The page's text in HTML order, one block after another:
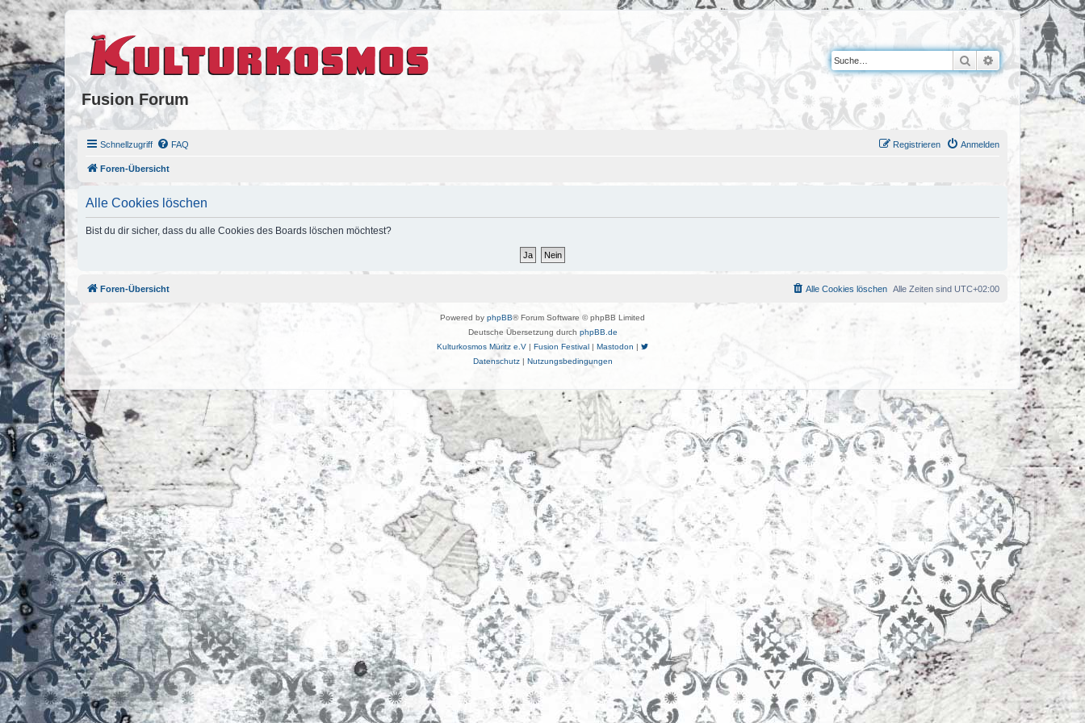
Fusion Forum
Suche Erweiterte Suche
Schnellzugriff FAQ Anmelden
Registrieren
Foren-Übersicht
Alle Cookies löschen
Bist du dir sicher, dass du alle Cookies des Boards löschen möchtest?
Foren-Übersicht Alle Zeiten sind UTC+02:00
Alle Cookies löschen
Powered by phpBB® Forum Software © phpBB Limited
Deutsche Übersetzung durch phpBB.de
Kulturkosmos Müritz e.V | Fusion Festival | Mastodon |
Datenschutz| Nutzungsbedingungen